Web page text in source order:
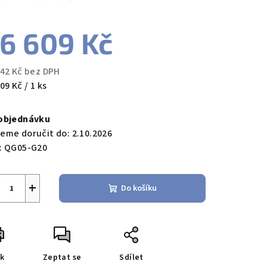
609 Kč
Kč bez DPH
Kč / 1 ks
doručit do: 2.10.2026
QG05-G20
+ Do košíku
Zeptat se Sdílet